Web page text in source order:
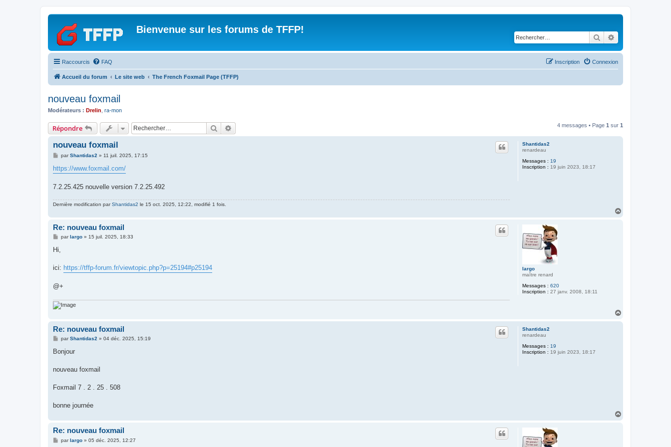
Bienvenue sur les forums de TFFP!
Rechercher
Raccourcis FAQ Connexion
Inscription
Accueil du forum Le site web The French Foxmail Page (TFFP)
nouveau foxmail
Modérateurs : Drelin ra-mon
Répondre Rechercher 4 messages • Page 1 sur 1
Shantidas2
renardeau
Messages : 19
Inscription : 19 juin 2023, 18:17
nouveau foxmail
M
s
s
g
e
parShantidas2 » 11 juil. 2025, 17:15
https://www.foxmail.com/
7.2.25.425 nouvelle version 7.2.25.492
Dernière modification parShantidas2 le 15 oct. 2025, 12:22, modifié 1 fois.
largo
maître renard
Messages : 620
Inscription : 27 janv. 2008, 18:11
Re: nouveau foxmail
M
s
g
parlargo» 15 juil. 2025, 18:33
Hi,
ici: https://tffp-forum.fr/viewtopic.php?p=25194#p25194
@+
Shantidas2
renardeau
Messages : 19
Inscription : 19 juin 2023, 18:17
Re: nouveau foxmail
M
s
g
parShantidas2» 04 déc. 2025, 15:19
Bonjour
nouveau foxmail
Foxmail 7 . 2 . 25 . 508
bonne journée
Re: nouveau foxmail
Mparlargo» 05 déc. 2025, 12:27